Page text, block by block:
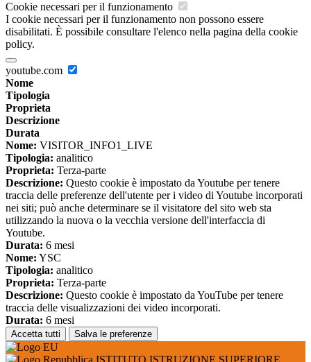
Cookie necessari per il funzionamento
I cookie necessari per il funzionamento non possono essere
disabilitati. È possibile consultare l'elenco nella pagina della cookie
policy.
youtube.com
Nome
Tipologia
Proprieta
Descrizione
Durata
Nome: VISITOR_INFO1_LIVE
Tipologia: analitico
Proprieta: Terza-parte
Descrizione: Questo cookie è impostato da Youtube per tenere
traccia delle preferenze dell'utente per i video di Youtube incorporati
nei siti; può anche determinare se il visitatore del sito web sta
utilizzando la nuova o la vecchia versione dell'interfaccia di
Youtube.
Durata: 6 mesi
Nome: YSC
Tipologia: analitico
Proprieta: Terza-parte
Descrizione: Questo cookie è impostato da YouTube per tenere
traccia delle visualizzazioni dei video incorporati.
Durata: 6 mesi
Accetta tutti Salva le preferenze